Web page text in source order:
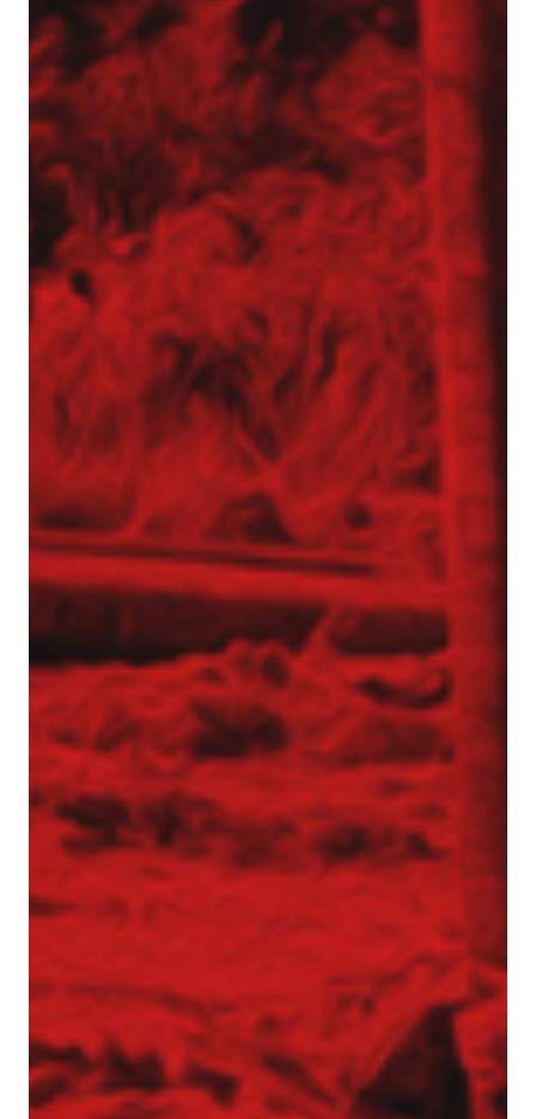
Młodszy Inżynier Budowy (K/M)
Inżynier Budowy (K/M)
Specjalista ds. kosztorysowania i wycen (K/M)
Operator palownicy (K/M)
Projektant geotechniczny (K/M)
O nas
Park maszynowy
Specjaliści w dziedzinie geotechniki
Zespół Tergon
Polityka prywatności
Polityka prywatności
Realizujemy zlecenia na terenie całego kraju
Realizacje z zakresu geotechniki
Specjalista / Specjalistka ds. ofertowania
Start
Technologie
Usługi geotechniczne
Wzmacnianie gruntu i fundamentowanie
specjalne
Kolumny DSM
Kolumny jet-grouting
Mikropale
Pale CFA – fundamentowanie bez wibracji
i hałasu